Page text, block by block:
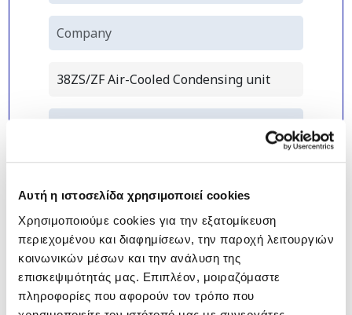
Αυτή η ιστοσελίδα χρησιμοποιεί cookies
Χρησιμοποιούμε cookies για την εξατομίκευση
περιεχομένου και διαφημίσεων, την παροχή λειτουργιών
κοινωνικών μέσων και την ανάλυση της
επισκεψιμότητάς μας. Επιπλέον, μοιραζόμαστε
πληροφορίες που αφορούν τον τρόπο που